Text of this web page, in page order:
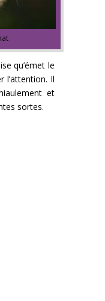
qu’émet le
l’attention. Il
et
sortes.